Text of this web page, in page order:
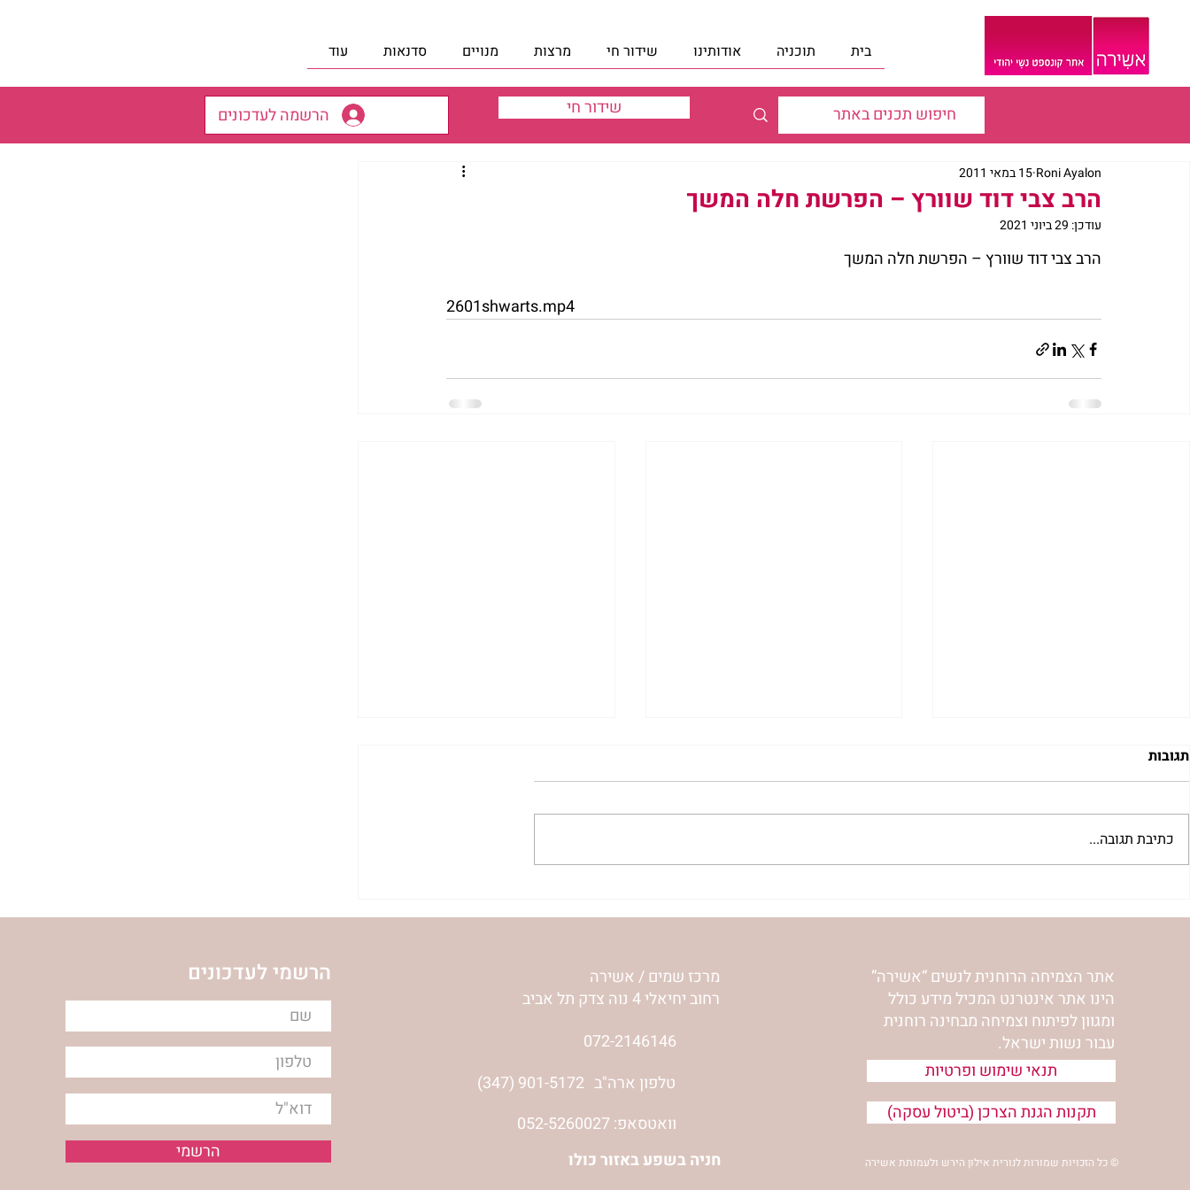
בית תוכניה אודותינו שידור חי מרצות מנויים סדנאות עוד
הרשמה לעדכונים שידור חי
הרב צבי דוד שוורץ – הפרשת חלה המשך
Roni Ayalon 15 במאי 2011
עודכן: 29 ביוני 2021
הרב צבי דוד שוורץ – הפרשת חלה המשך
2601shwarts.mp4
שיעור לט"ו באב | הר' ימימה
השיעור לתשעה באב | הר'
אוהב" | ראש חודש אב
תגובות
כתיבת תגובה...
הרשמי לעדכונים
הרשמי
מרכז שמים / אשירה
רחוב יחיאלי 4 נוה צדק תל אביב
072-2146146
(347) 901-5172 טלפון ארה"ב
וואטסאפ: 052-5260027
חניה בשפע באזור כולו
אתר הצמיחה הרוחנית לנשים “אשירה”
הינו אתר אינטרנט המכיל מידע כולל
ומגוון לפיתוח וצמיחה מבחינה רוחנית
עבור נשות ישראל.
תנאי שימוש ופרטיות
תקנות הגנת הצרכן (ביטול עסקה)
© כל הזכויות שמורות לנורית אילון הירש ולעמותת אשירה